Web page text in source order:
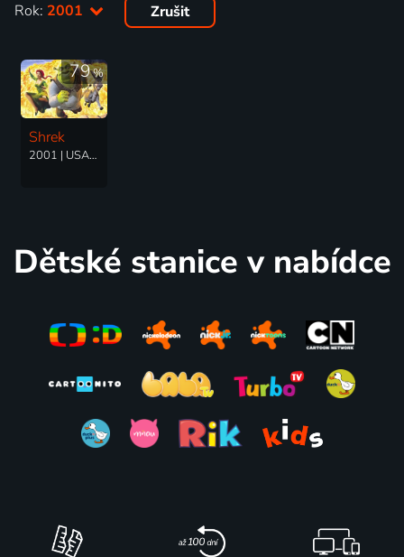
Rok: 2001 Zrušit
79%
Shrek
2001 | USA | Animovaný, Dobrodružný, Komedie, Rodinný
Dětské stanice v nabídce